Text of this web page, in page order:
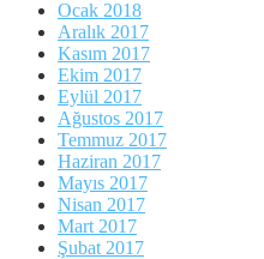
Ocak 2018
Aralık 2017
Kasım 2017
Ekim 2017
Eylül 2017
Ağustos 2017
Temmuz 2017
Haziran 2017
Mayıs 2017
Nisan 2017
Mart 2017
Şubat 2017